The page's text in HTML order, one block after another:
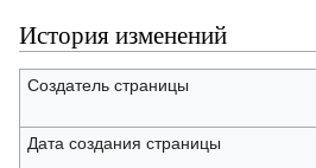
История изменений
Создатель страницы
Дата создания страницы